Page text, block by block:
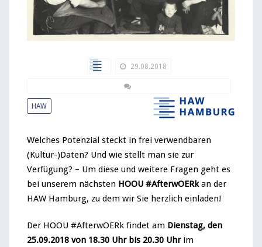
29.08.2018
Kommentare deaktiviert
für HOOU #AfterwOERk im September: Rohdiamanten für
HAW
Welches Potenzial steckt in frei verwendbaren
(Kultur-)Daten? Und wie stellt man sie zur
Verfügung? – Um diese und weitere Fragen geht es
bei unserem nächsten HOOU #AfterwOERkan der
HAW Hamburg, zu dem wir Sie herzlich einladen!
Der HOOU #AfterwOERk findet am Dienstag, den
25.09.2018 von 18.30 Uhr bis 20.30 Uhrim